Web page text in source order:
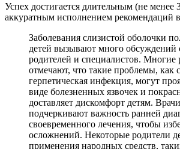
Успех достигается длительным (не
аккуратным исполнением рекомендаций
Заболевания слизистой оболочки
детей вызывают много обсуждений
родителей и специалистов. Многие
отмечают, что такие проблемы, как
герпетическая инфекция, могут
виде болезненных язвочек и
доставляет дискомфорт детям. Врачи
подчеркивают важность ранней
своевременного лечения, чтобы
осложнений. Некоторые родители
применения народных средств,